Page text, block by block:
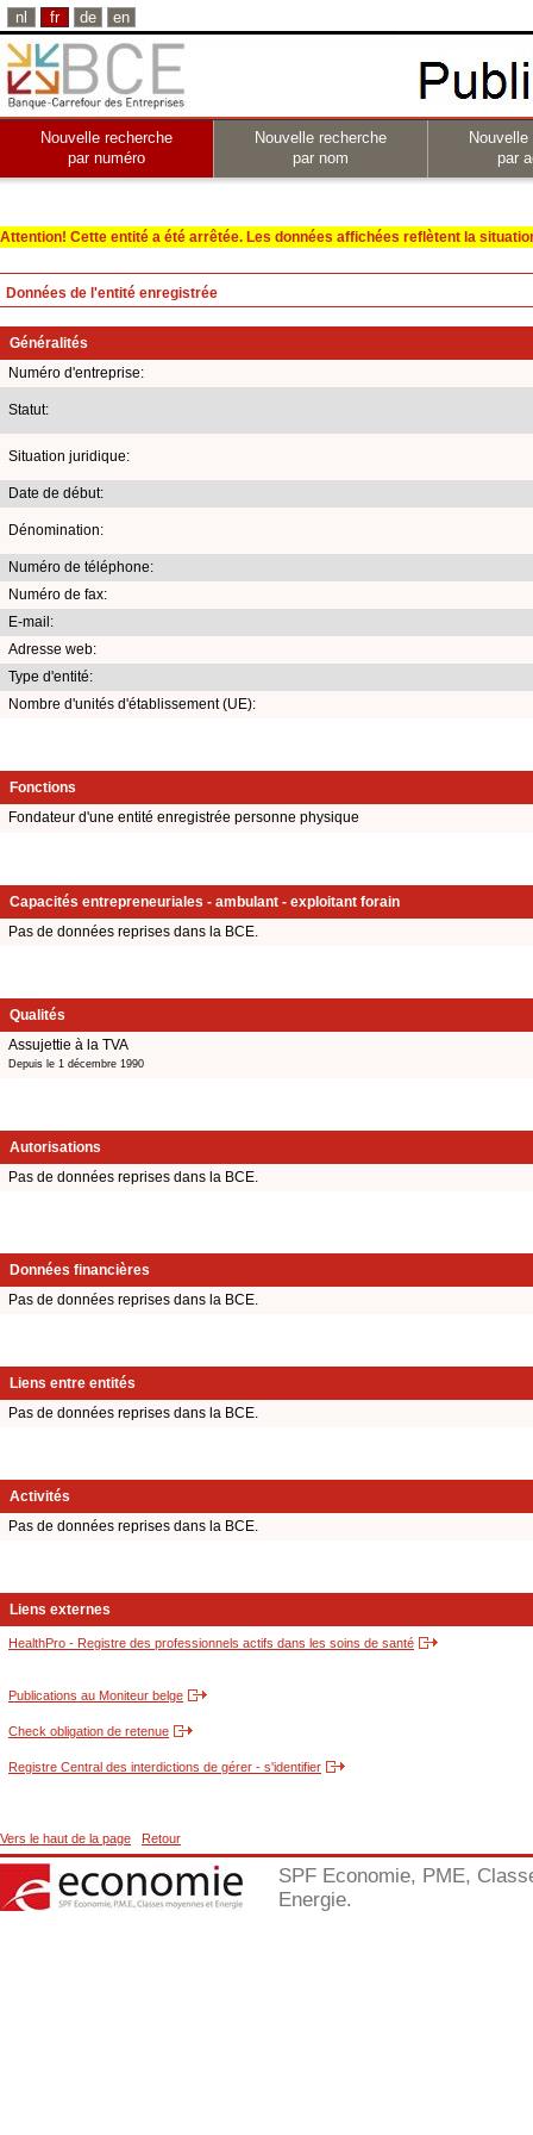
nl fr de en
Nouvelle recherche
par numéro
Nouvelle recherche
par nom
par
Attention! Cette entité a été arrêtée. Les données affichées reflètent la
Données de l'entité enregistrée
Généralités
Numéro d'entreprise:
Statut:
Situation juridique:
Date de début:
Dénomination:
Numéro de téléphone:
Numéro de fax:
E-mail:
Adresse web:
Type d'entité:
Nombre d'unités d'établissement (UE):
Fonctions
Fondateur d'une entité enregistrée personne physique
Capacités entrepreneuriales - ambulant - exploitant forain
Pas de données reprises dans la BCE.
Qualités
Assujettie à la TVA
Depuis le 1 décembre 1990
Autorisations
Pas de données reprises dans la BCE.
Données financières
Pas de données reprises dans la BCE.
Liens entre entités
Pas de données reprises dans la BCE.
Activités
Pas de données reprises dans la BCE.
Liens externes
HealthPro - Registre des professionnels actifs dans les soins de santé
Publications au Moniteur belge
Check obligation de retenue
Registre Central des interdictions de gérer - s'identifier
Vers le haut de la page Retour
SPF Economie, PME,
Energie.